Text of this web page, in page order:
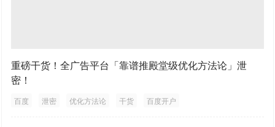
重磅干货！全广告平台「靠谱推殿堂级优化方法论」泄
密！
百度 泄密 优化方法论 干货 百度开户